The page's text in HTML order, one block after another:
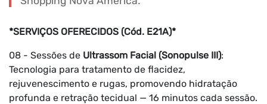
*SERVIÇOS OFERECIDOS (Cód. E21A)*
08 - Sessões de Ultrassom Facial (Sonopulse III):
Tecnologia para tratamento de flacidez,
rejuvenescimento e rugas, promovendo hidratação
profunda e retração tecidual — 16 minutos cada sessão.